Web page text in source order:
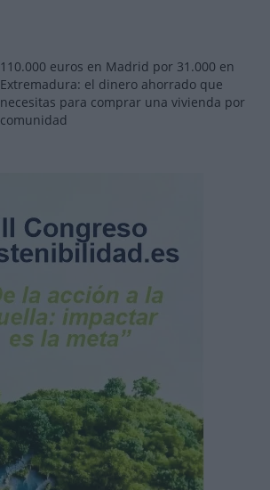
110.000 euros en Madrid por 31.000 en
Extremadura: el dinero ahorrado que
necesitas para comprar una vivienda por
comunidad